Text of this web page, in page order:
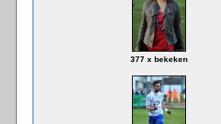
377 x bekeken